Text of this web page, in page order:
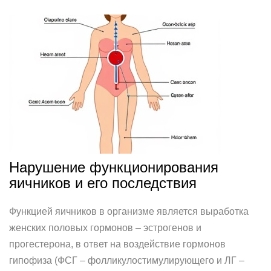
Нарушение функционирования
яичников и его последствия
Функцией яичников в организме является выработка
женских половых гормонов – эстрогенов и
прогестерона, в ответ на воздействие гормонов
гипофиза (ФСГ – фолликулостимулирующего и ЛГ –